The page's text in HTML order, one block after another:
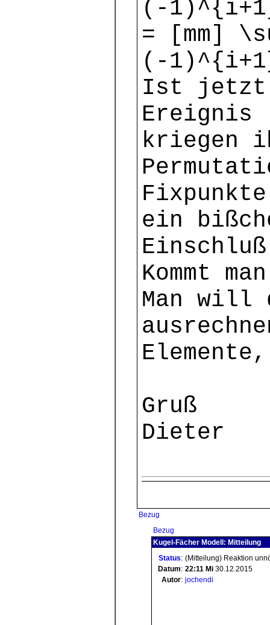
(-
= [mm]
(-
Ist jetzt
Ereignis
kriegen
ein
Kommt
Man will
Gruß
Dieter
Bezug
Bezug
Kugel-Fächer Modell: Mitteilung
Status: (Mitteilung) Reaktion
Datum: 22:11 Mi 30.12.2015
Autor: jochendi